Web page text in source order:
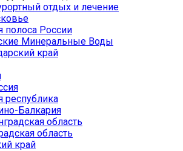
отдых и лечение
полоса России
Минеральные Воды
край
республика
Балкария
область
область
край